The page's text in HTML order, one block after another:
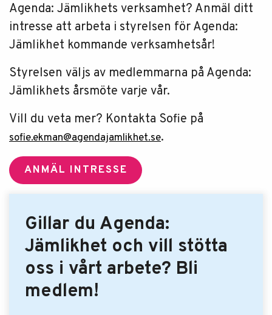
Agenda: Jämlikhets verksamhet? Anmäl ditt
intresse att arbeta i styrelsen för Agenda:
Jämlikhet kommande verksamhetsår!
Styrelsen väljs av medlemmarna på Agenda:
Jämlikhets årsmöte varje vår.
Vill du veta mer? Kontakta Sofie på
sofie.ekman@agendajamlikhet.se.
ANMÄL INTRESSE
Gillar du Agenda:
Jämlikhet och vill stötta
oss i vårt arbete? Bli
medlem!